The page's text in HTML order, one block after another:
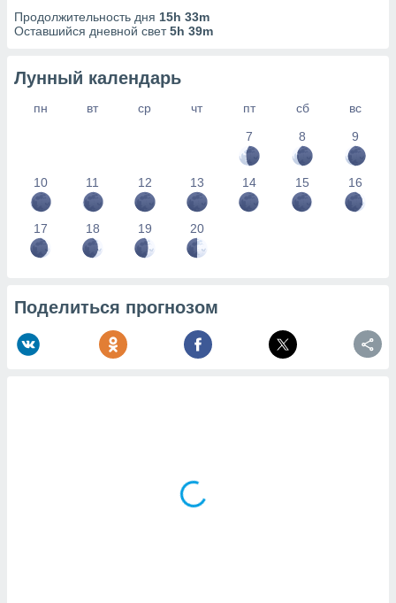
Продолжительность дня 15h 33m
Оставшийся дневной свет5h 39m
Лунный календарь
пн вт ср чт пт сб
вс
7
8 9
10 11 12 13 14 15 16
17 18 19 20
Поделиться прогнозом